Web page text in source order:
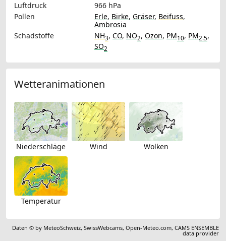
Luftdruck
966 hPa
Pollen
Erle, Birke, Gräser, Beifuss,
Ambrosia
Schadstoffe
NH3, CO, NO2, Ozon, PM10, PM2.5,
SO2
Wetteranimationen
Niederschläge Wind Wolken
Temperatur
Daten © by MeteoSchweiz,SwissWebcams,Open-Meteo.com,CAMS ENSEMBLE
data provider